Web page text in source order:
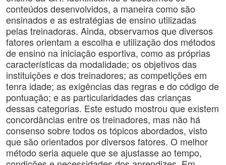
conteúdos desenvolvidos, a maneira como são
ensinados e as estratégias de ensino utilizadas
pelas treinadoras. Ainda, observamos que diversos
fatores orientam a escolha e utilização dos métodos
de ensino na iniciação esportiva, como as próprias
características da modalidade; os objetivos das
instituições e dos treinadores; as competições em
tenra idade; as exigências das regras e do código de
pontuação; e as particularidades das crianças
dessas categorias. Este estudo mostrou que existem
concordâncias entre os treinadores, mas não há
consenso sobre todos os tópicos abordados, visto
que são orientados por diversos fatores. O melhor
método seria aquele que se ajustasse ao tempo,